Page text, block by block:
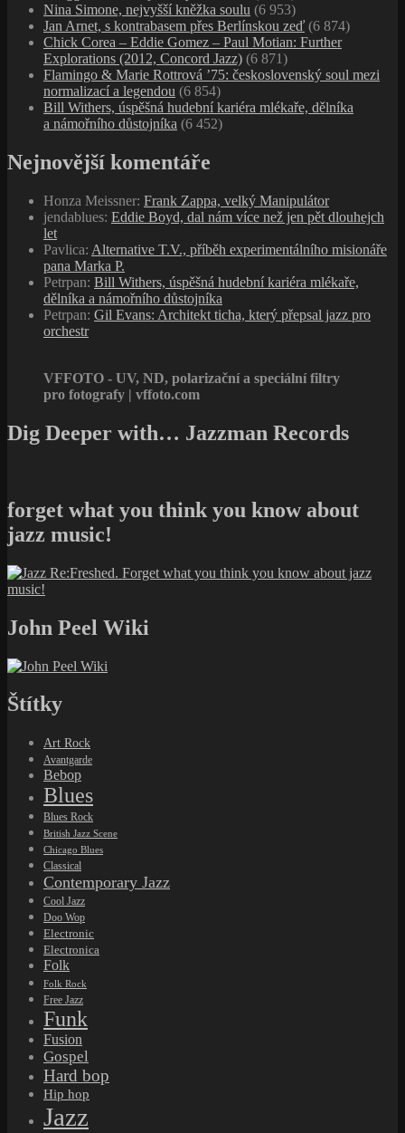
Nina Simone, nejvyšší kněžka soulu (6 953)
Jan Arnet, s kontrabasem přes Berlínskou zeď (6 874)
Chick Corea – Eddie Gomez – Paul Motian: Further
Explorations (2012, Concord Jazz) (6 871)
Flamingo & Marie Rottrová ’75: československý soul mezi
normalizací a legendou (6 854)
Bill Withers, úspěšná hudební kariéra mlékaře, dělníka
a námořního důstojníka (6 452)
Nejnovější komentáře
Honza Meissner: Frank Zappa, velký Manipulátor
jendablues: Eddie Boyd, dal nám více než jen pět dlouhejch
let
Pavlica: Alternative T.V., příběh experimentálního misionáře
pana Marka P.
Petrpan: Bill Withers, úspěšná hudební kariéra mlékaře,
dělníka a námořního důstojníka
Petrpan: Gil Evans: Architekt ticha, který přepsal jazz pro
orchestr
VFFOTO - UV, ND, polarizační a speciální filtry
pro fotografy | vffoto.com
Dig Deeper with… Jazzman Records
forget what you think you know about
jazz music!
John Peel Wiki
Štítky
Art Rock
Avantgarde
Bebop
Blues
Blues Rock
British Jazz Scene
Chicago Blues
Classical
Contemporary Jazz
Cool Jazz
Doo Wop
Electronic
Electronica
Folk
Folk Rock
Free Jazz
Funk
Fusion
Gospel
Hard bop
Hip hop
Jazz